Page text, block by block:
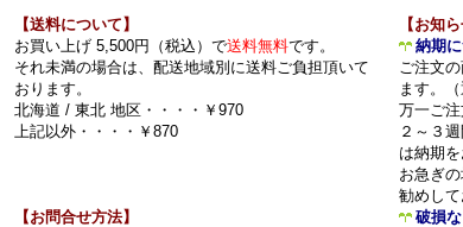
【送料について】
お買い上げ 5,500円（税込）で送料無料です。
それ未満の場合は、配送地域別に送料ご負担頂いて
おります。
北海道 / 東北 地区・・・・￥970
上記以外・・・・￥870
【お問合せ方法】
【お知
納期
ご注文
ます。
万一ご
２～３
は納期
お急ぎ
勧めし
破損